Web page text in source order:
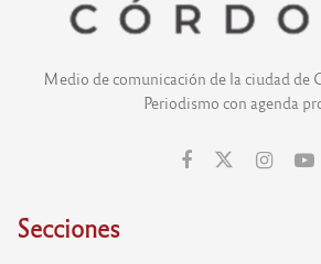
Medio de comunicación de la ciudad de
Periodismo con agenda
Secciones